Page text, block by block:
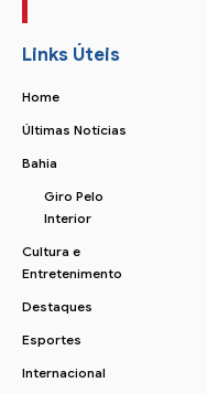
Links Úteis
Home
Últimas Notícias
Bahia
Giro Pelo
Interior
Cultura e
Entretenimento
Destaques
Esportes
Internacional